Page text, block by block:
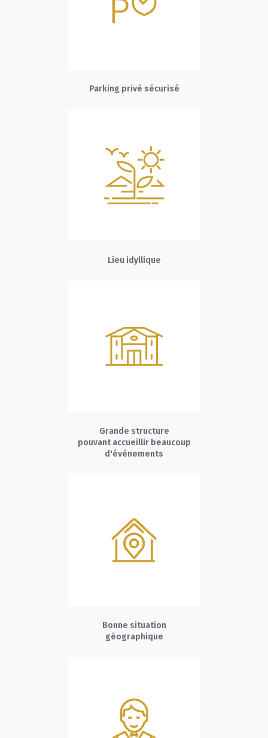
Parking privé sécurisé
Lieu idyllique
Grande structure
pouvant accueillir beaucoup
d'événements
Bonne situation
géographique